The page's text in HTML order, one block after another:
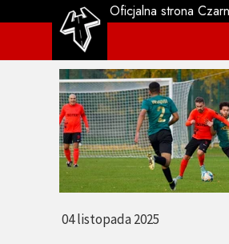
04 listopada 2025
Oficjalna strona